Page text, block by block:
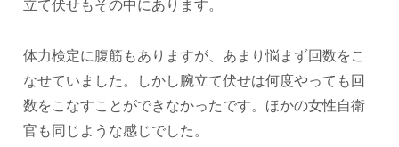
立て伏せもその中にあります。
体力検定に腹筋もありますが、あまり悩まず回数をこ
なせていました。しかし腕立て伏せは何度やっても回
数をこなすことができなかったです。ほかの女性自衛
官も同じような感じでした。